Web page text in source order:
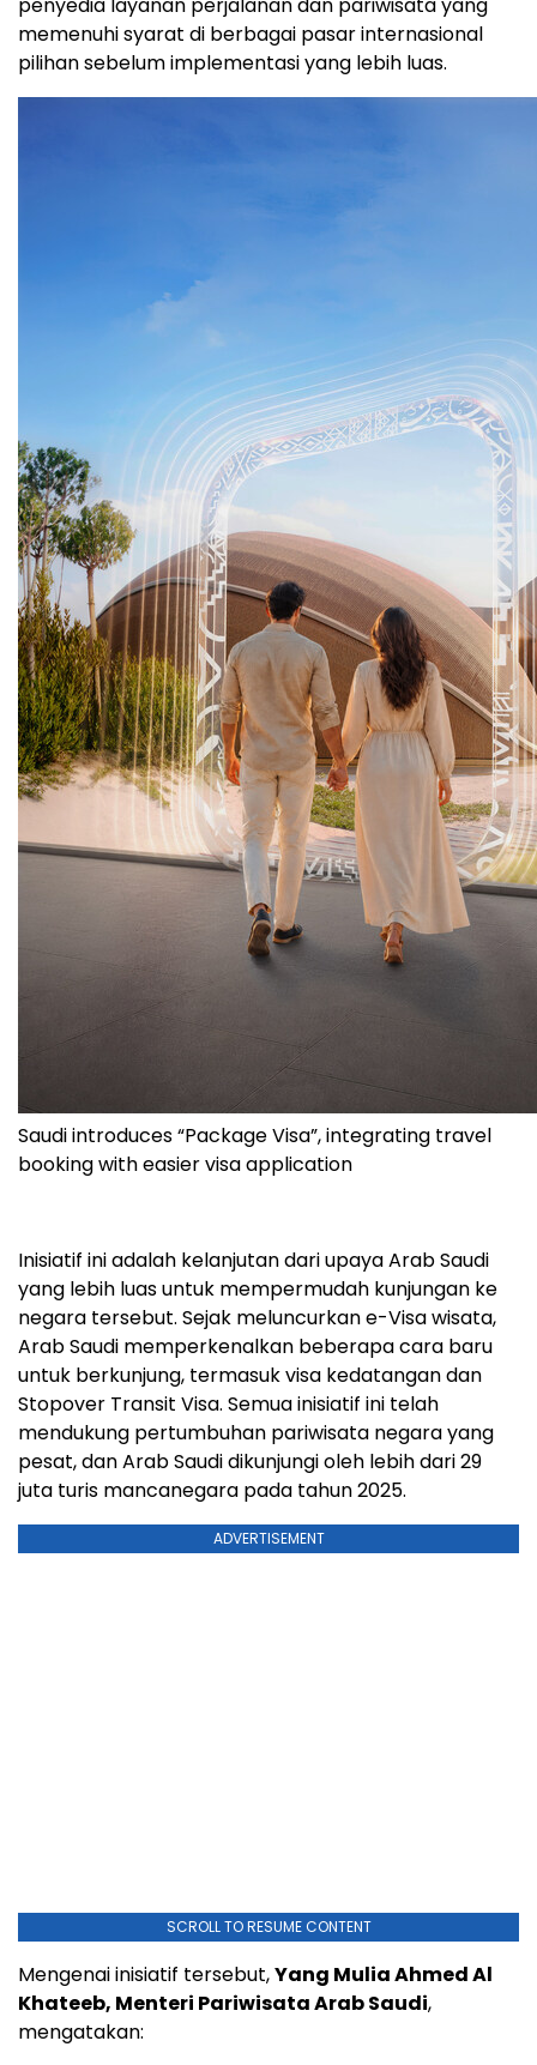
penyedia layanan perjalanan dan pariwisata yang
memenuhi syarat di berbagai pasar internasional
pilihan sebelum implementasi yang lebih luas.
Saudi introduces “Package Visa”, integrating travel
booking with easier visa application
Inisiatif ini adalah kelanjutan dari upaya Arab Saudi
yang lebih luas untuk mempermudah kunjungan ke
negara tersebut. Sejak meluncurkan e-Visa wisata,
Arab Saudi memperkenalkan beberapa cara baru
untuk berkunjung, termasuk visa kedatangan dan
Stopover Transit Visa. Semua inisiatif ini telah
mendukung pertumbuhan pariwisata negara yang
pesat, dan Arab Saudi dikunjungi oleh lebih dari 29
juta turis mancanegara pada tahun 2025.
ADVERTISEMENT
SCROLL TO RESUME CONTENT
Mengenai inisiatif tersebut,Yang Mulia Ahmed Al
Khateeb, Menteri Pariwisata Arab Saudi,
mengatakan: